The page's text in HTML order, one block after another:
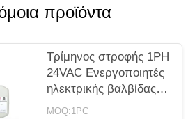
προϊόντα
Τρίμηνος στροφής 1PH
24VAC Ενεργοποιητές
ηλεκτρικής βαλβίδας
ασφαλείας από βλάβη
MOQ:1PC